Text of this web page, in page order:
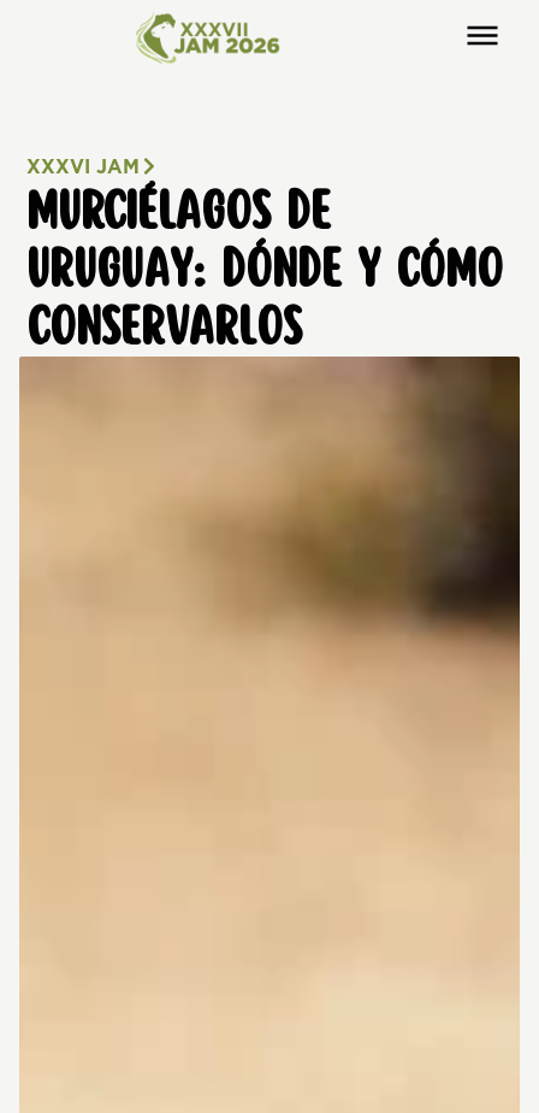
XXXVI JAM
MURCIÉLAGOS DE
URUGUAY: DÓNDE Y CÓMO
CONSERVARLOS